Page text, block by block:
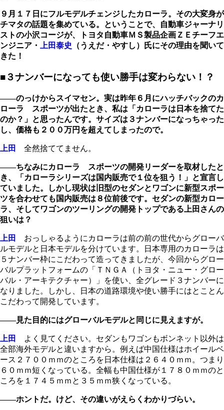
９月１７日にフルモデルチェンジしたカローラ。その大変身が
チマタの話題を集めている。ということで、自動車ジャーナリ
ストの小沢コージが、トヨタ自動車ＭＳ製品企画ＺＥチーフエ
ンジニア・
上田泰史
（うえだ・やすし）氏にその理由を聞いて
きた！
■３ナンバーになっても使い勝手は変わらない！？
――のっけからスイマセン。実は昨年６月にハッチバックのカ
ローラ スポーツが出たとき、私は「カローラは日本を捨てた
のか？」と思ったんです。サイズは３ナンバーになっちゃった
し、価格も２００万円を超えてしまったので。
上田 全然捨ててません。
――ちなみにカローラ スポーツの開発リーダーを取材したと
き、「カローラシリーズは国内販売で１位を狙う！」と宣言し
ていました。しかし現状は旧型のセダンとワゴンに新型スポー
ツを合わせても国内販売は８位前後です。セダンの新型カロー
ラ、そしてワゴンのツーリングの開発トップである上田さんの
狙いは？
上田
おっしゃるようにカローラは前の前の世代からグローバ
ルモデルと日本モデルを分けています。日本専用のカローラは
５ナンバー枠にこだわって造ってきましたが、今回からグロー
バルプラットフォームの「ＴＮＧＡ（トヨタ・ニュー・グロー
バル・アーキテクチャー）」を使い、全グレード３ナンバーに
なりました。しかし、日本の道路環境や使い勝手にはとことん
こだわって開発しています。
――見た目的にはグローバルモデルと同じに見えますが。
上田
よく見てください。セダンもワゴンもボンネット以外は
全部海外モデルと違いますから。例えば中国仕様はホイールベ
ース２７００ ｍｍのところを日本仕様は２６４０ ｍｍ 。つまり
６０ ｍｍ短くなっている。全幅も中国仕様が１７８０ ｍｍのと
ころを１７４５ ｍｍ と３５ ｍｍ狭くなっている。
――ホントだ。けど、その違いがえらくわかりづらい。